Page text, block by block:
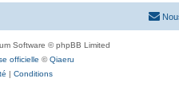
Software © phpBB Limited
officielle ©Qiaeru
| Conditions